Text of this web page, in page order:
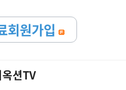
회원가입
션TV